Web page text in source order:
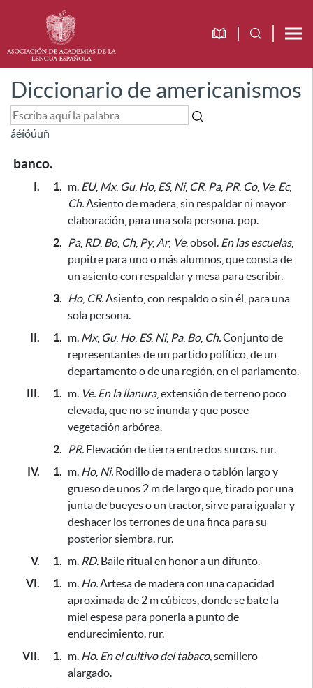
Diccionario de americanismos
áéíóúüñ
banco.
I. 1. m. EU, Mx, Gu, Ho, ES, Ni, CR, Pa, PR, Co, Ve, Ec,
Ch.Asiento de madera, sin respaldar ni mayor
elaboración, para una sola persona. pop.
2.
Pa, RD, Bo, Ch, Py, Ar; Ve, obsol. En las escuelas,
pupitre para uno o más alumnos, que consta de
un asiento con respaldar y mesa para escribir.
3. Ho, CR.Asiento, con respaldo o sin él, para una
sola persona.
II.
1. m. Mx, Gu, Ho, ES, Ni, Pa, Bo, Ch.Conjunto de
representantes de un partido político, de un
departamento o de una región, en el parlamento.
III.
1. m. Ve. En la llanura, extensión de terreno poco
elevada, que no se inunda y que posee
vegetación arbórea.
2.
PR. Elevación de tierra entre dos surcos. rur.
IV.
1. m. Ho, Ni. Rodillo de madera o tablón largo y
grueso de unos 2 m de largo que, tirado por una
junta de bueyes o un tractor, sirve para igualar y
deshacer los terrones de una finca para su
posterior siembra. rur.
V.
1. m. RD. Baile ritual en honor a un difunto.
VI.
1. m. Ho.Artesa de madera con una capacidad
aproximadade 2 m cúbicos, donde se bate la
miel espesa para ponerla a punto de
endurecimiento. rur.
VII.
1. m. Ho. En el cultivo del tabaco, semillero
alargado.